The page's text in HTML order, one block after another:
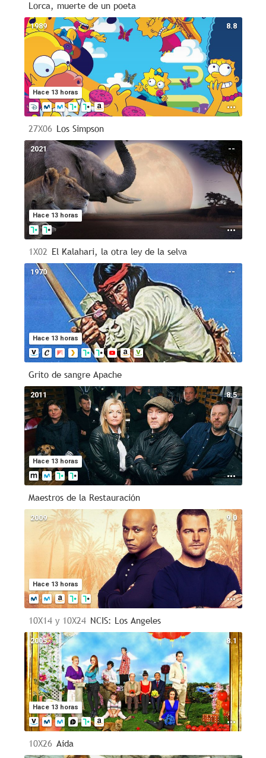
Lorca, muerte de un poeta
8.8
Hace 13 horas
1989
27X06 Los Simpson
--
Hace 13 horas
2021
1X02 El Kalahari, la otra ley de la selva
--
Hace 13 horas
1970
Grito de sangre Apache
8.5
Hace 13 horas
2011
Maestros de la Restauración
9.0
Hace 13 horas
2009
10X14 y 10X24 NCIS: Los Angeles
8.1
Hace 13 horas
2005
10X26 Aída